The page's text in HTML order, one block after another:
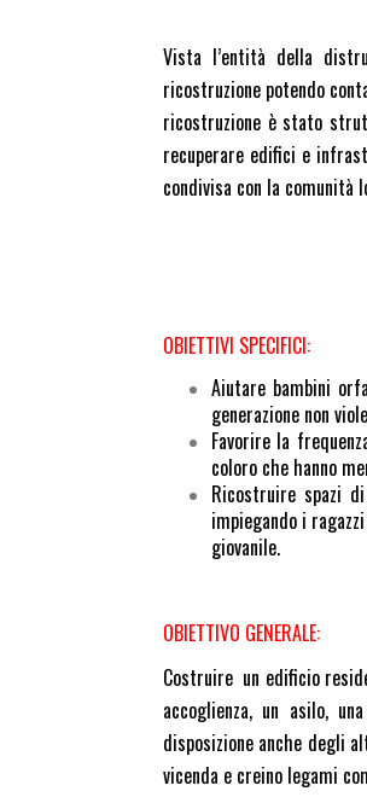
Vista l’entità della
ricostruzione potendo
ricostruzione è stato
recuperare edifici e
condivisa con la comunità
OBIETTIVI SPECIFICI:
Aiutare bambini
generazione non
Favorire la
coloro che hanno
Ricostruire spazi
impiegando i
giovanile.
OBIETTIVO GENERALE:
Costruire un edificio
accoglienza, un asilo,
disposizione anche degli
vicenda e creino legami